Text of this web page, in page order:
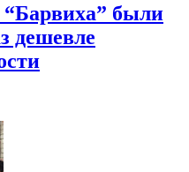
“Барвиха” были
дешевле